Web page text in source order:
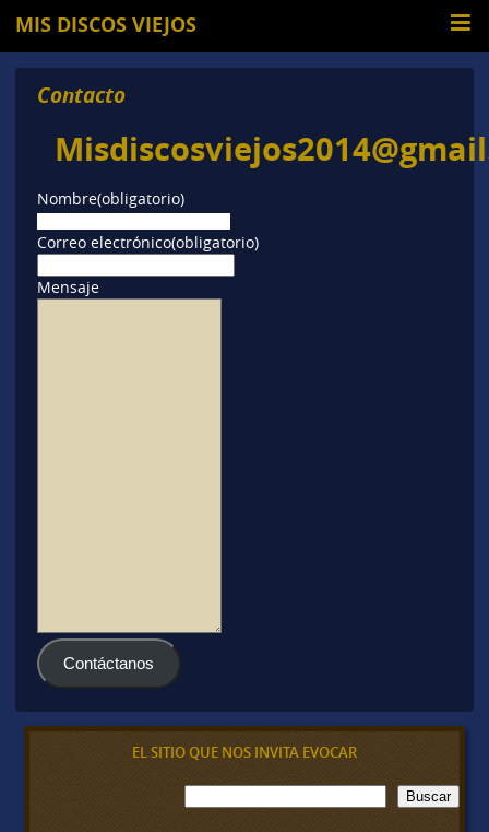
MIS DISCOS VIEJOS
Contacto
Nombre(obligatorio)
Correo electrónico(obligatorio)
Mensaje
Contáctanos
EL SITIO QUE NOS INVITA EVOCAR
B
u
Buscar